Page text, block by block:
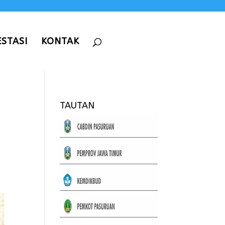
KONTAK
TAUTAN